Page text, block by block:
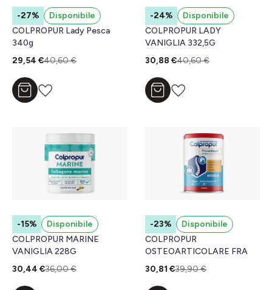
-27%
Disponibile
COLPROPUR Lady Pesca
340g
29,54 €40,60 €
Aggiungi al carrello
-24%
Disponibile
COLPROPUR LADY
VANIGLIA 332,5G
30,88 €40,60 €
Aggiungi al carrello
-15%
Disponibile
COLPROPUR MARINE
VANIGLIA 228G
30,44 €36,00 €
-23%
Disponibile
COLPROPUR
OSTEOARTICOLARE FRA
30,81 €39,90 €